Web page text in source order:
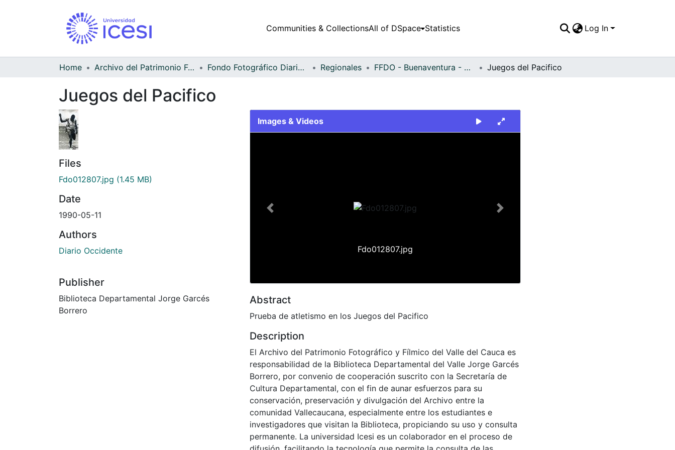
Communities & CollectionsAll of DSpace Statistics Log In
Home Archivo del Patrimonio Fotográfico y Fílmico del Valle del Cauca Fondo Fotográfico Diario Occidente Regionales FFDO - Buenaventura - Patrimonial Juegos del Pacifico
Juegos del Pacifico
Files
Fdo012807.jpg (1.45 MB)
Date
1990-05-11
Authors
Diario Occidente
Publisher
Biblioteca Departamental Jorge Garcés
Borrero
Images & Videos
Fdo012807.jpg
Previous Next
Abstract
Prueba de atletismo en los Juegos del Pacifico
Description
El Archivo del Patrimonio Fotográfico y Fílmico del Valle del Cauca es
responsabilidad de la Biblioteca Departamental del Valle Jorge Garcés
Borrero, por convenio de cooperación suscrito con la Secretaría de
Cultura Departamental, con el fin de aunar esfuerzos para su
conservación, preservación y divulgación del Archivo entre la
comunidad Vallecaucana, especialmente entre los estudiantes e
investigadores que visitan la Biblioteca, propiciando su uso y consulta
permanente. La universidad Icesi es un colaborador en el proceso de